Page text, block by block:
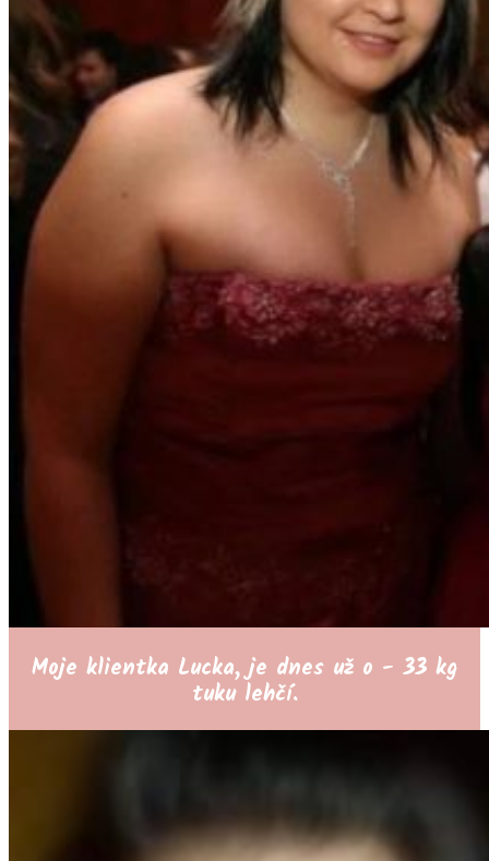
Moje klientka Lucka, je dnes už o - 33 kg
tuku lehčí.